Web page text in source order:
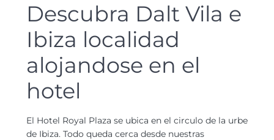
Descubra Dalt Vila e
Ibiza localidad
alojandose en el
hotel
El Hotel Royal Plaza se ubica en el circulo de la urbe
de Ibiza. Todo queda cerca desde nuestras